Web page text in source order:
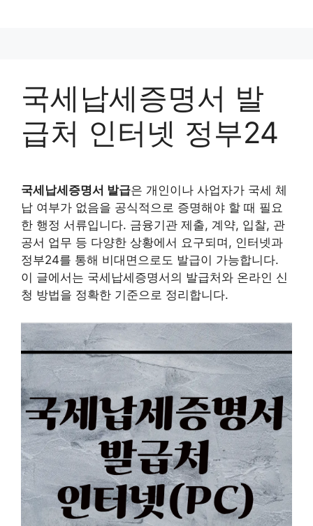
국세납세증명서 발
급처 인터넷 정부24
국세납세증명서 발급은 개인이나 사업자가 국세 체
납 여부가 없음을 공식적으로 증명해야 할 때 필요
한 행정 서류입니다. 금융기관 제출, 계약, 입찰, 관
공서 업무 등 다양한 상황에서 요구되며, 인터넷과
정부24를 통해 비대면으로도 발급이 가능합니다.
이 글에서는 국세납세증명서의 발급처와 온라인 신
청 방법을 정확한 기준으로 정리합니다.